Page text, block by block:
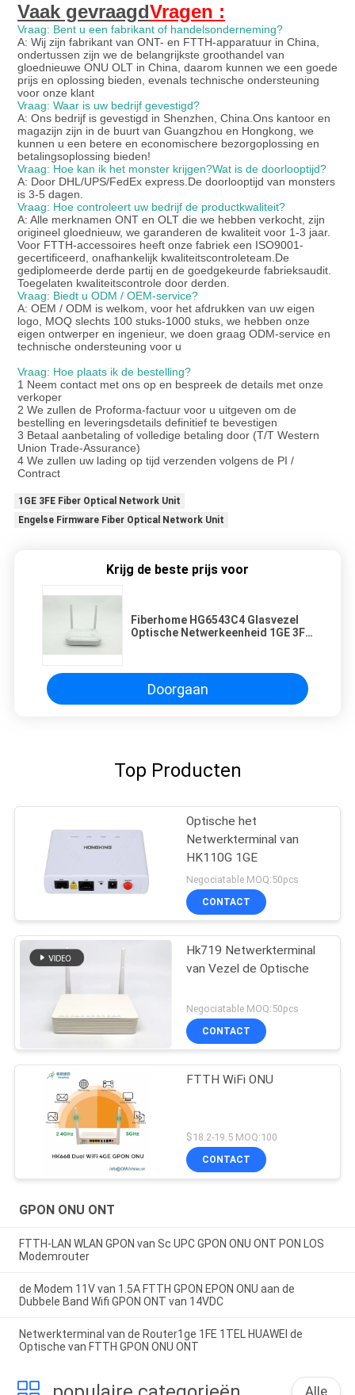
Vaak gevraagdVragen :
Vraag: Bent u een fabrikant of handelsonderneming?
A: Wij zijn fabrikant van ONT- en FTTH-apparatuur in China,
ondertussen zijn we de belangrijkste groothandel van
gloednieuwe ONU OLT in China, daarom kunnen we een goede
prijs en oplossing bieden, evenals technische ondersteuning
voor onze klant
Vraag: Waar is uw bedrijf gevestigd?
A: Ons bedrijf is gevestigd in Shenzhen, China.Ons kantoor en
magazijn zijn in de buurt van Guangzhou en Hongkong, we
kunnen u een betere en economischere bezorgoplossing en
betalingsoplossing bieden!
Vraag: Hoe kan ik het monster krijgen?Wat is de doorlooptijd?
A: Door DHL/UPS/FedEx express.De doorlooptijd van monsters
is 3-5 dagen.
Vraag: Hoe controleert uw bedrijf de productkwaliteit?
A: Alle merknamen ONT en OLT die we hebben verkocht, zijn
origineel gloednieuw, we garanderen de kwaliteit voor 1-3 jaar.
Voor FTTH-accessoires heeft onze fabriek een ISO9001-
gecertificeerd, onafhankelijk kwaliteitscontroleteam.De
gediplomeerde derde partij en de goedgekeurde fabrieksaudit.
Toegelaten kwaliteitscontrole door derden.
Vraag: Biedt u ODM / OEM-service?
A: OEM / ODM is welkom, voor het afdrukken van uw eigen
logo, MOQ slechts 100 stuks-1000 stuks, we hebben onze
eigen ontwerper en ingenieur, we doen graag ODM-service en
technische ondersteuning voor u
Vraag: Hoe plaats ik de bestelling?
1 Neem contact met ons op en bespreek de details met onze
verkoper
2 We zullen de Proforma-factuur voor u uitgeven om de
bestelling en leveringsdetails definitief te bevestigen
3 Betaal aanbetaling of volledige betaling door (T/T Western
Union Trade-Assurance)
4 We zullen uw lading op tijd verzenden volgens de PI /
Contract
1GE 3FE Fiber Optical Network Unit
Engelse Firmware Fiber Optical Network Unit
Krijg de beste prijs voor
Fiberhome HG6543C4 Glasvezel
Optische Netwerkeenheid 1GE 3FE
Doorgaan
Top Producten
Optische het
Netwerkterminal van
HK110G 1GE
Negociatable MOQ:50pcs
CONTACT
Hk719 Netwerkterminal
van Vezel de Optische
Negociatable MOQ:50pcs
CONTACT
FTTH WiFi ONU
$18.2-19.5 MOQ:100
CONTACT
GPON ONU ONT
FTTH-LAN WLAN GPON van Sc UPC GPON ONU ONT PON LOS
Modemrouter
de Modem 11V van 1.5A FTTH GPON EPON ONU aan de
Dubbele Band Wifi GPON ONT van 14VDC
Netwerkterminal van de Router1ge 1FE 1TEL HUAWEI de
Optische van FTTH GPON ONU ONT
Alle